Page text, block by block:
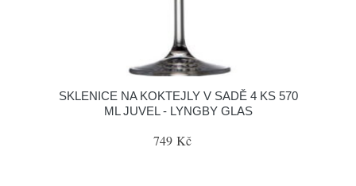
SKLENICE NA KOKTEJLY V SADĚ 4 KS 570
ML JUVEL - LYNGBY GLAS
749 Kč